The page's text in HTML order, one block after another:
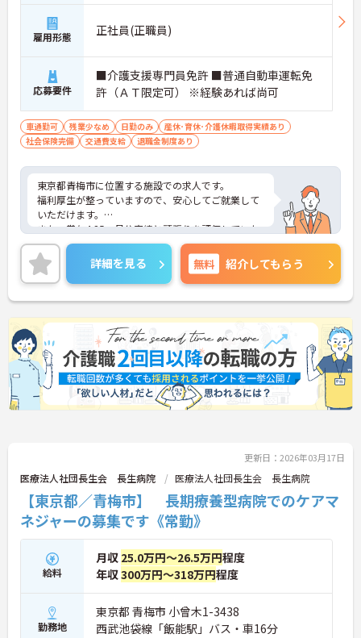
雇用形態 正社員(正職員)
応募要件
■介護支援専門員免許 ■普通自動車運転免
許（ＡＴ限定可） ※経験あれば尚可
車通勤可 残業少なめ 日勤のみ
産休･育休･介護休暇取得実績あり
社会保険完備
交通費支給 退職金制度あり
東京都青梅市に位置する施設での求人です。
福利厚生が整っていますので、安心してご就業して
いただけます。
また、賞与4.25ヶ月分実績と頑張りを評価していた
だけます。
ご興味のある方は、お気軽にお問い合わせくださ
い。
詳細を見る 無料 紹介してもらう
更新日：2026年03月17日
医療法人社団長生会 長生病院 医療法人社団長生会 長生病院
【東京都／青梅市】 長期療養型病院でのケアマ
ネジャーの募集です《常勤》
給料
月収 25.0万円～26.5万円程度
年収300万円～318万円程度
勤務地
東京都 青梅市 小曾木1-3438
西武池袋線「飯能駅」バス・車16分